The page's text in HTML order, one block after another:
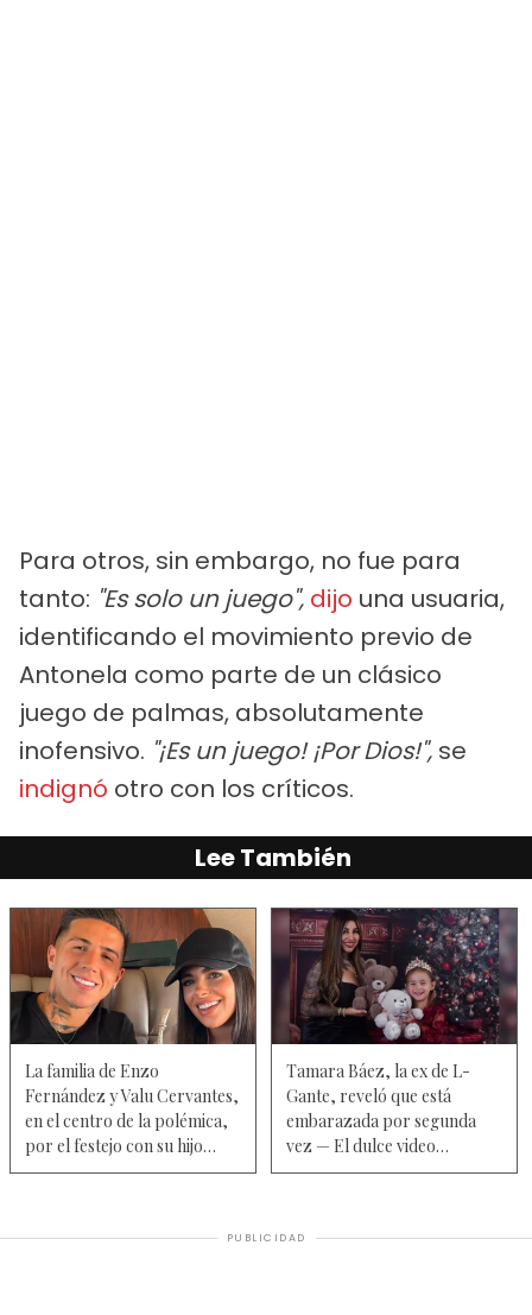
Para otros, sin embargo, no fue para
tanto: "Es solo un juego", dijo una usuaria,
identificando el movimiento previo de
Antonela como parte de un clásico
juego de palmas, absolutamente
inofensivo. "¡Es un juego! ¡Por Dios!", se
indignó otro con los críticos.
Lee También
La familia de Enzo
Fernández y Valu Cervantes,
en el centro de la polémica,
por el festejo con su hijo
Benja durante el último
Tamara Báez, la ex de L-
Gante, reveló que está
embarazada por segunda
vez — El dulce video
revelación junto a Thiago
PUBLICIDAD